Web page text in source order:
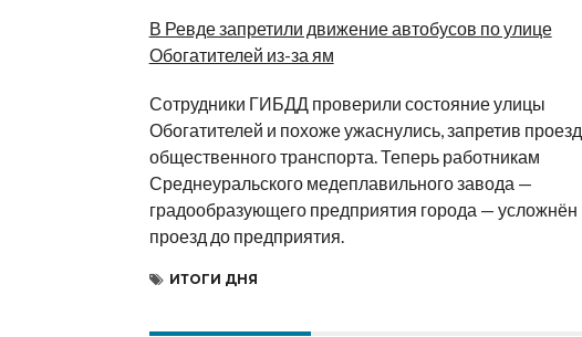
В Ревде запретили движение автобусов по улице
Обогатителей из-за ям
Сотрудники ГИБДД проверили состояние улицы
Обогатителей и похоже ужаснулись, запретив проезд
общественного транспорта. Теперь работникам
Среднеуральского медеплавильного завода —
градообразующего предприятия города — усложнён
проезд до предприятия.
ИТОГИ ДНЯ